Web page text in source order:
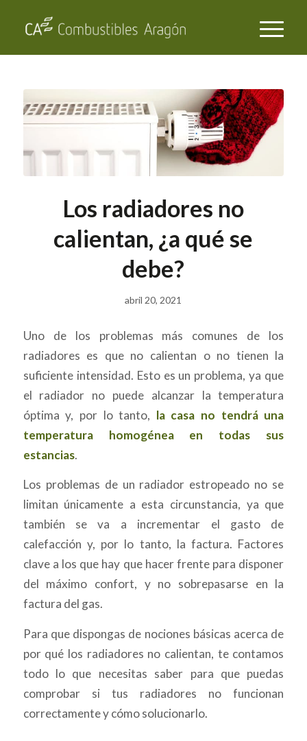
Los radiadores no
calientan, ¿a qué se
debe?
abril 20, 2021
Uno de los problemas más comunes de los
radiadores es que no calientan o no tienen la
suficiente intensidad. Esto es un problema, ya que
el radiador no puede alcanzar la temperatura
óptima y, por lo tanto, la casa no tendrá una
temperatura homogénea en todas sus
estancias.
Los problemas de un radiador estropeado no se
limitan únicamente a esta circunstancia, ya que
también se va a incrementar el gasto de
calefacción y, por lo tanto, la factura. Factores
clave a los que hay que hacer frente para disponer
del máximo confort, y no sobrepasarse en la
factura del gas.
Para que dispongas de nociones básicas acerca de
por qué los radiadores no calientan, te contamos
todo lo que necesitas saber para que puedas
comprobar si tus radiadores no funcionan
correctamente y cómo solucionarlo.